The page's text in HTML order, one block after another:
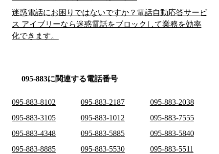
迷惑電話にお困りではないですか？電話自動応答サービ
ス アイブリーなら迷惑電話をブロックして業務を効率
化できます。
095-883に関連する電話番号
095-883-8102 095-883-2187
095-883-2038
095-883-3105
095-883-1012
095-883-7555
095-883-4348
095-883-5885
095-883-5840
095-883-8885
095-883-5530
095-883-5511